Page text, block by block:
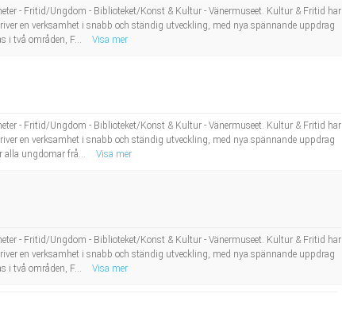
- Fritid/Ungdom - Biblioteket/Konst & Kultur - Vänermuseet. Kultur & Fritid har
en verksamhet i snabb och ständig utveckling, med nya spännande uppdrag
i två områden, F...
Visa mer
- Fritid/Ungdom - Biblioteket/Konst & Kultur - Vänermuseet. Kultur & Fritid har
en verksamhet i snabb och ständig utveckling, med nya spännande uppdrag
alla ungdomar frå...
Visa mer
- Fritid/Ungdom - Biblioteket/Konst & Kultur - Vänermuseet. Kultur & Fritid har
en verksamhet i snabb och ständig utveckling, med nya spännande uppdrag
i två områden, F...
Visa mer